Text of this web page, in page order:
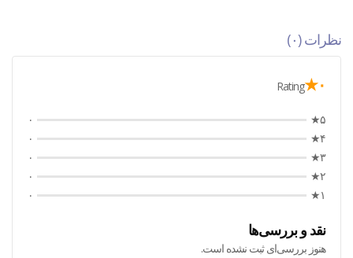
نظرات (۰)
۰★ Rating
۵★
۰
۴★
۰
۳★
۰
۲★
۰
۱★
۰
نقد و بررسی‌ها
هنوز بررسی‌ای ثبت نشده است.